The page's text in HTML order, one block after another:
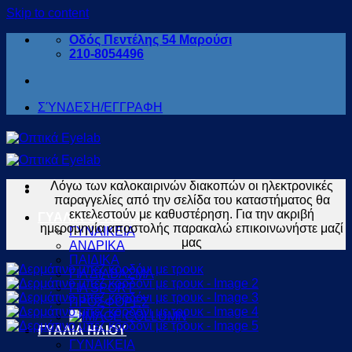
Skip to content
Οδός Πεντέλης 54 Μαρούσι
210-8054496
ΣΎΝΔΕΣΗ/ΕΓΓΡΑΦΗ
ΓΥΑΛΙΑ ΟΡΑΣΕΩΣ
ΓΥΝΑΙΚΕΙΑ
ΑΝΔΡΙΚΑ
ΠΑΙΔΙΚΑ
ΓΙΑ ΔΙΑΒΑΣΜΑ
ΓΙΑ SPORT
ΠΡΟΣΦΟΡΕΣ
ΓΥΑΛΙΑ ΗΛΙΟΥ
ΓΥΝΑΙΚΕΙΑ
Λόγω των καλοκαιρινών διακοπών οι ηλεκτρονικές
παραγγελίες από την σελίδα του καταστήματος θα
εκτελεστούν με καθυστέρηση. Για την ακριβή
ημερομηνία αποστολής παρακαλώ επικοινωνήστε μαζί
μας